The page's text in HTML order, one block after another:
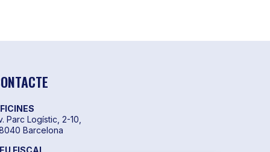
Parc Logístic, 2-10,
Barcelona
FISCAL